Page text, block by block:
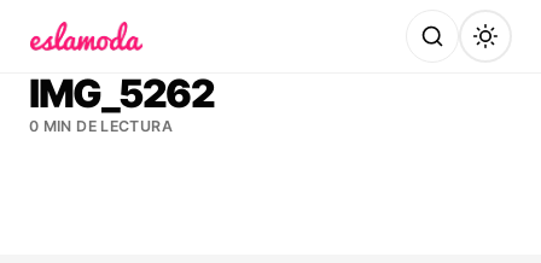
IMG_5262
0 MIN DE LECTURA